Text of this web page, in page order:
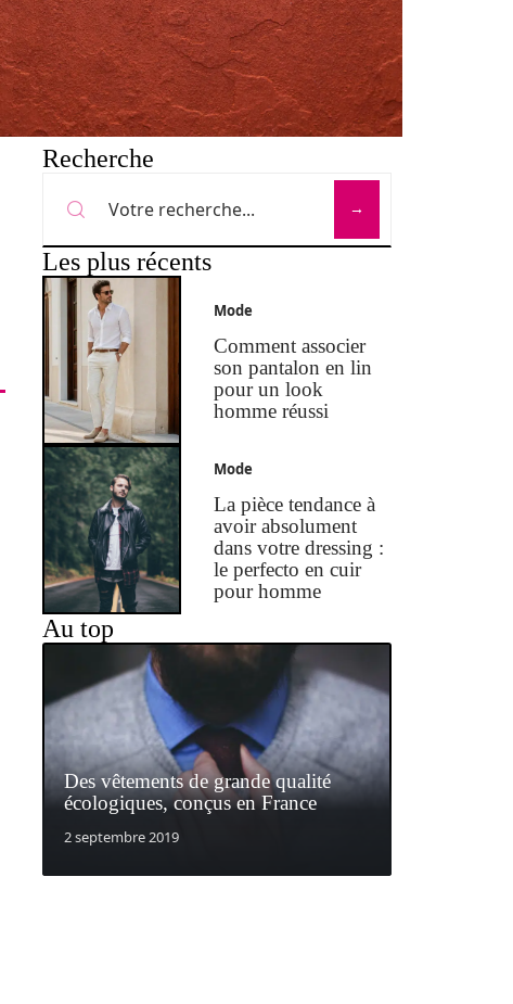
Recherche
Les plus récents
Mode
Comment associer
son pantalon en lin
pour un look
homme réussi
Mode
La pièce tendance à
avoir absolument
dans votre dressing :
le perfecto en cuir
pour homme
Au top
Des vêtements de grande qualité
écologiques, conçus en France
2 septembre 2019